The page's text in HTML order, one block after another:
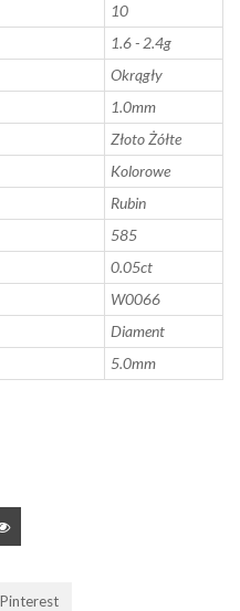
10
1.6 - 2.4g
Okrągły
1.0mm
Złoto Żółte
Kolorowe
Rubin
585
0.05ct
W0066
Diament
5.0mm
Pinterest